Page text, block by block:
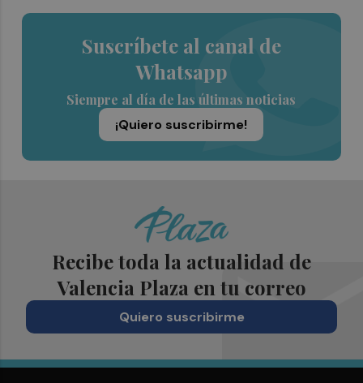
Suscríbete al canal de
Whatsapp
Siempre al día de las últimas noticias
¡Quiero suscribirme!
Recibe toda la actualidad de
Valencia Plaza en tu correo
Quiero suscribirme